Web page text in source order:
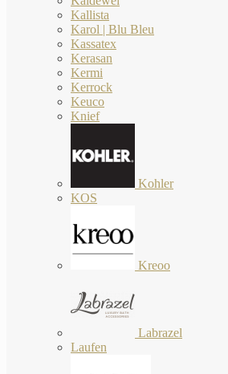
Kallista
Karol | Blu Bleu
Kassatex
Kerasan
Kermi
Kerrock
Keuco
Knief
Kohler
KOS
Kreoo
Labrazel
Laufen